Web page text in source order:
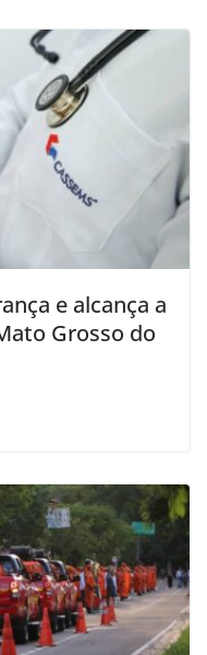
e alcança a
Grosso do